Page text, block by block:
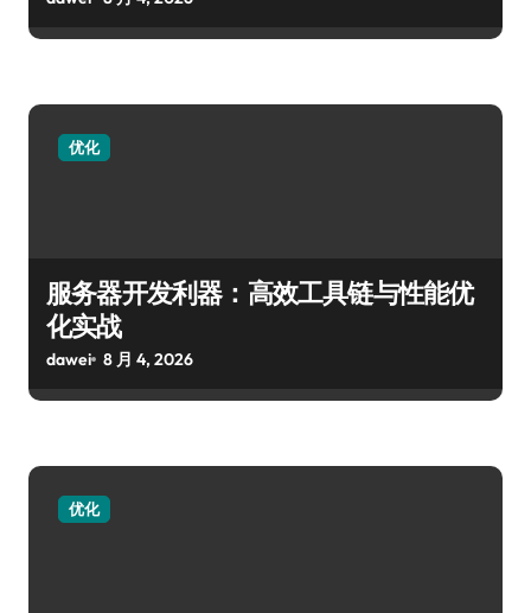
优化
服务器开发利器：高效工具链与性能优
化实战
dawei 8 月 4, 2026
优化